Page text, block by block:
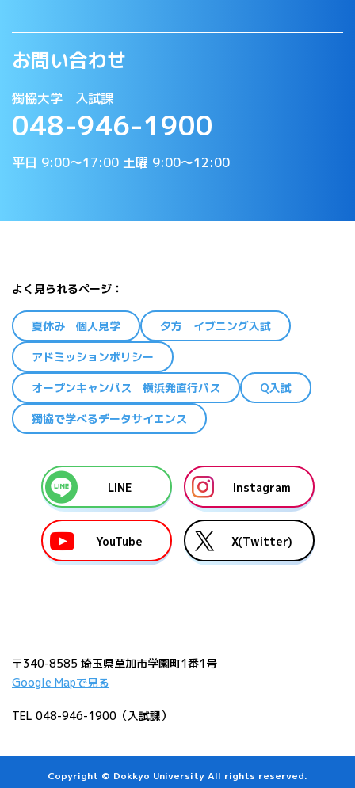
お問い合わせ
獨協大学 入試課
048-946-1900
平日 9:00〜17:00 土曜 9:00〜12:00
よく見られるページ
夏休み 個人見学 夕方 イブニング入試
アドミッションポリシー
オープンキャンパス 横浜発直行バス Q入試
獨協で学べるデータサイエンス
LINE Instagram
YouTube X(Twitter)
〒340-8585 埼玉県草加市学園町1番1号
Google Mapで見る
TEL 048-946-1900（入試課）
Copyright © Dokkyo University All rights reserved.